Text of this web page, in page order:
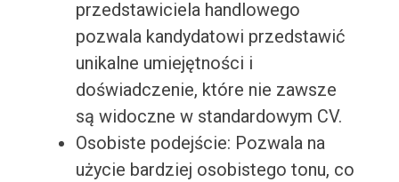
przedstawiciela handlowego
pozwala kandydatowi przedstawić
unikalne umiejętności i
doświadczenie, które nie zawsze
są widoczne w standardowym CV.
Osobiste podejście: Pozwala na
użycie bardziej osobistego tonu, co